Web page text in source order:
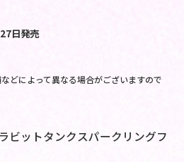
27日発売
どによって異なる場合がございますので
ビットタンクスパークリングフ